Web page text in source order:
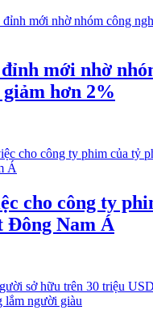
mới nhờ
giảm hơn 2%
cho công ty
Đông Nam Á